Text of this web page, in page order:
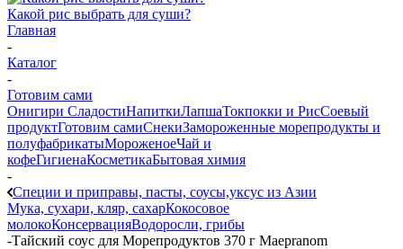
Какой рис выбрать для суши?
Главная
-
Каталог
-
Готовим сами
Онигири СладостиНапиткиЛапшаТокпокки и РисСоевый
продуктГотовим самиСнекиЗамороженные морепродукты и
полуфабрикатыМороженоеЧай и
кофеГигиенаКосметикаБытовая химия
-
Специи и приправы, пасты, соусы,уксус из Азии
Мука, сухари, кляр, сахарКокосовое
молокоКонсервацияВодоросли, грибы
-Тайский соус для Морепродуктов 370 г Maepranom